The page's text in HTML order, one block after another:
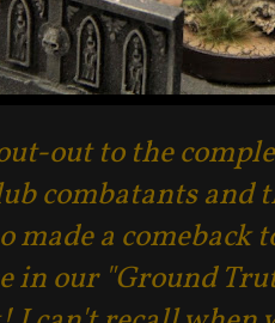
out to the
combatants and
made a comeback
in our "Ground